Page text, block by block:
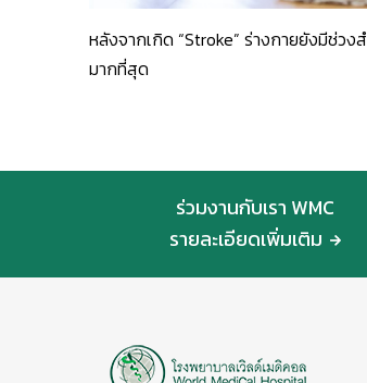
หลังจากเกิด “Stroke” ร่างกายยังมีช่วง
มากที่สุด
ร่วมงานกับเรา WMC
รายละเอียดเพิ่มเติม